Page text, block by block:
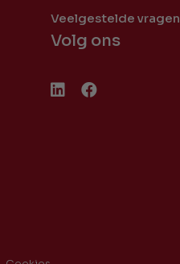
Veelgestelde vragen
Volg ons